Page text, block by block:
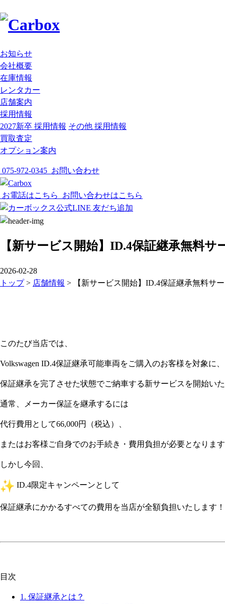
お知らせ
会社概要
在庫情報
レンタカー
店舗案内
採用情報
2027新卒 採用情報 その他 採用情報
買取査定
オプション案内
075-972-0345 お問い合わせ
お電話はこちら お問い合わせはこちら
【新サービス開始】ID.4保証継承無料サ
2026-02-28
トップ> 店舗情報 > 【新サービス開始】ID.4保証継承無料サ
このたび当店では、
Volkswagen ID.4保証継承可能車両をご購入のお客様を対象に、
保証継承を完了させた状態でご納車する新サービスを開始い
通常、メーカー保証を継承するには
代行費用として66,000円（税込）、
またはお客様ご自身でのお手続き・費用負担が必要となりま
しかし今回、
ID.4限定キャンペーンとして
保証継承にかかるすべての費用を当店が全額負担いたします！
目次
1. 保証継承とは？